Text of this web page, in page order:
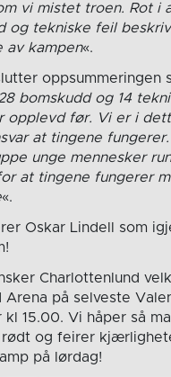
vi mistet troen. Rot i
og tekniske feil
av kampen«.
oppsummeringen
bomskudd og 14
opplevd før. Vi er i
at tingene
unge mennesker
at tingene fungerer
«.
Oskar Lindell som
Charlottenlund
Arena på selveste
kl 15.00. Vi håper så
rødt og feirer
på lørdag!